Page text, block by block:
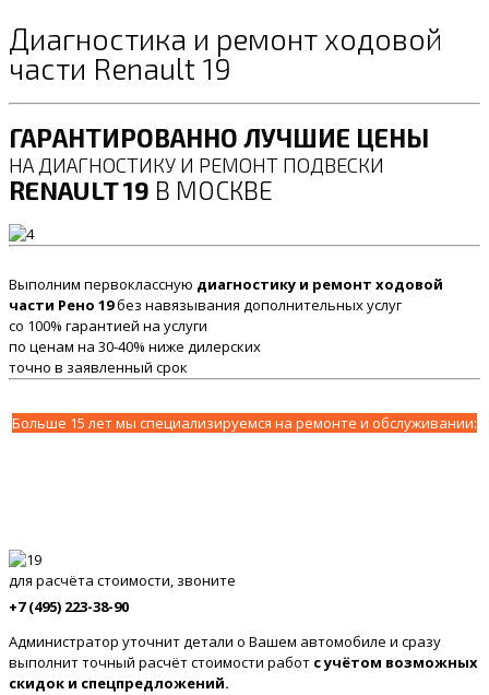
Диагностика и ремонт ходовой
части Renault 19
ГАРАНТИРОВАННО ЛУЧШИЕ ЦЕНЫ
НА ДИАГНОСТИКУ И РЕМОНТ ПОДВЕСКИ
RENAULT 19 В МОСКВЕ
Выполним первоклассную диагностику и ремонт ходовой
части Рено 19без навязывания дополнительных услуг
со 100% гарантией на услуги
по ценам на 30-40% ниже дилерских
точно в заявленный срок
Больше 15 лет мы специализируемся на ремонте и обслуживании:
для расчёта стоимости, звоните
+7 (495) 223-38-90
Администратор уточнит детали о Вашем автомобиле и сразу
выполнит точный расчёт стоимости работ с учётом возможных
скидок и спецпредложений.